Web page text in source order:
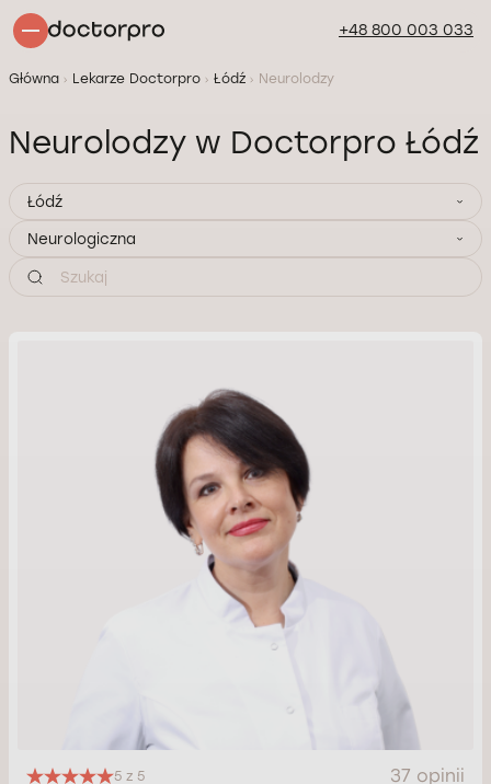
+48 800 003 033
Główna Lekarze Doctorpro Łódź Neurolodzy
Neurolodzy w Doctorpro Łódź
Łódź
Neurologiczna
5 z 5
37 opinii